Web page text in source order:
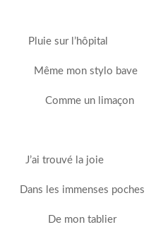
Pluie sur l’hôpital
Même mon stylo bave
Comme un limaçon
J’ai trouvé la joie
Dans les immenses poches
De mon tablier